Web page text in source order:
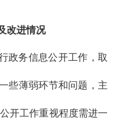
改进情况
政务信息公开工作，取
些薄弱环节和问题，主
开工作重视程度需进一